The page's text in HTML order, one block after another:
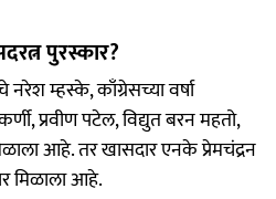
पुरस्कार?
नरेश म्हस्के, काँग्रेसच्या वर्षा
प्रवीण पटेल, विद्युत बरन महतो,
आहे. तर खासदार एनके प्रेमचंद्रन
मिळाला आहे.